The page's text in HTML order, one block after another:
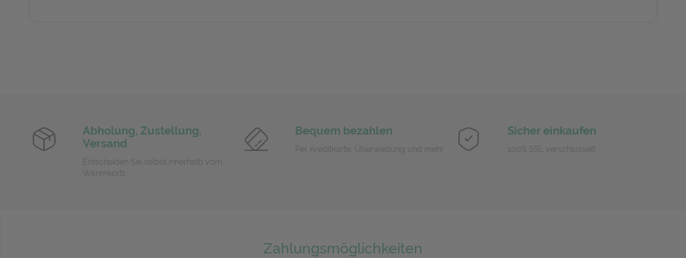
Abholung, Zustellung,
Versand
Entscheiden Sie selbst innerhalb vom
Warenkorb.
Bequem bezahlen
Per Kreditkarte, Überweisung und mehr
Sicher einkaufen
100% SSL verschlüsselt
Zahlungsmöglichkeiten